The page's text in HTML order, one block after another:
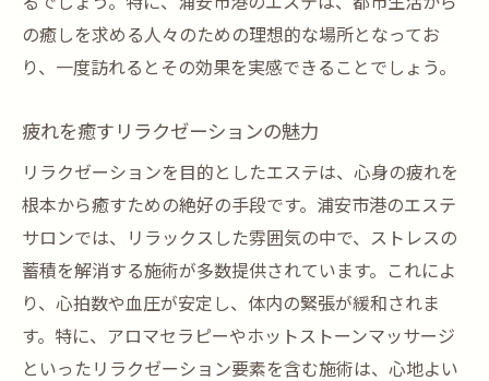
の癒しを求める人々のための理想的な場所となってお
り、一度訪れるとその効果を実感できることでしょう。
疲れを癒すリラクゼーションの魅力
リラクゼーションを目的としたエステは、心身の疲れを
根本から癒すための絶好の手段です。浦安市港のエステ
サロンでは、リラックスした雰囲気の中で、ストレスの
蓄積を解消する施術が多数提供されています。これによ
り、心拍数や血圧が安定し、体内の緊張が緩和されま
す。特に、アロマセラピーやホットストーンマッサージ
といったリラクゼーション要素を含む施術は、心地よい